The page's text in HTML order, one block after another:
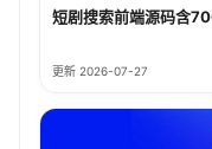
短剧搜索前端源码含
更新 2026-07-27